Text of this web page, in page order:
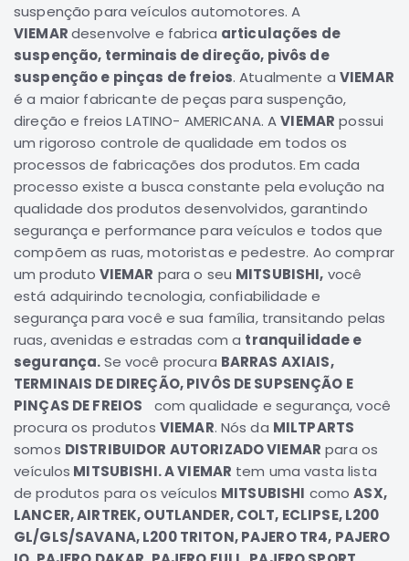
Pajero
Sport
e
Full
Motor
Suspensão
Freio
Correias
Filtros
Transmissão
Elétrica
Acessórios
L200
GL,
GLS
e
SPORT
Motor
Suspensão
Freio
Correias
Filtros
Transmissão
suspenção para veículos automotores. A
VIEMARdesenvolve e fabrica articulações de
suspenção, terminais de direção, pivôs de
suspenção e pinças de freios. Atualmente aVIEMAR
é a maior fabricante de peças para suspenção,
direção e freios LATINO- AMERICANA. AVIEMAR possui
um rigoroso controle de qualidade em todos os
processos de fabricações dos produtos. Em cada
processo existe a busca constante pela evolução na
qualidade dos produtos desenvolvidos, garantindo
segurança e performance para veículos e todos que
compõem as ruas, motoristas e pedestre. Ao comprar
um produto VIEMAR para o seu MITSUBISHI, você
está adquirindo tecnologia, confiabilidade e
segurança para você e sua família, transitando pelas
ruas, avenidas e estradas com a tranquilidade e
segurança.Se você procura BARRAS AXIAIS,
TERMINAIS DE DIREÇÃO, PIVÔS DE SUPSENÇÃO E
PINÇAS DE FREIOS com qualidade e segurança, você
procura os produtos VIEMAR. Nós da MILTPARTS
somos DISTRIBUIDOR AUTORIZADO VIEMAR para os
veículos MITSUBISHI. A VIEMAR tem uma vasta lista
de produtos para os veículos MITSUBISHI comoASX,
LANCER, AIRTREK, OUTLANDER, COLT, ECLIPSE, L200
GL/GLS/SAVANA, L200 TRITON, PAJERO TR4, PAJERO